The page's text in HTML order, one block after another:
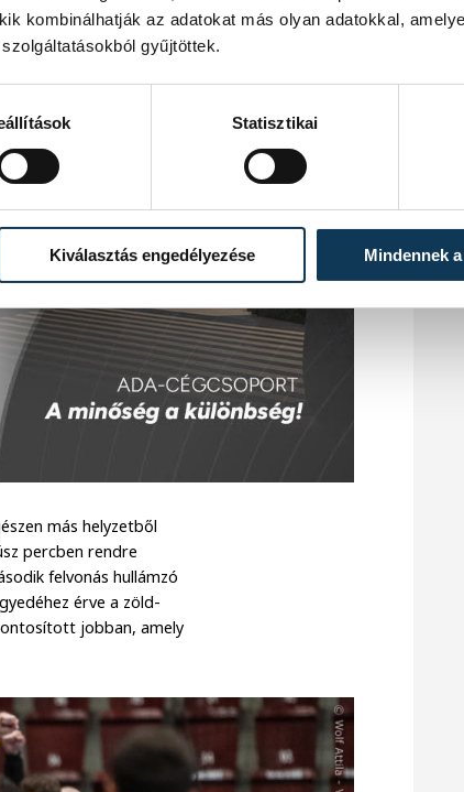
kombinálhatják az adatokat más olyan adatokkal,
gyűjtöttek.
Statisztikai
Kiválasztás engedélyezése Mindennek
más helyzetből
percben rendre
felvonás hullámzó
érve a zöld-
jobban, amely